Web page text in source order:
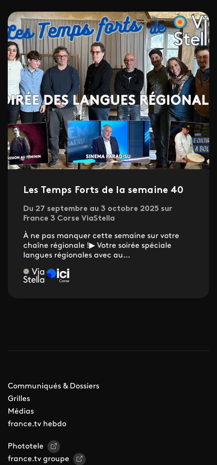
Les Temps Forts de la semaine 40
Du 27 septembre au 3 octobre 2025 sur
France 3 Corse ViaStella
À ne pas manquer cette semaine sur votre
chaîne régionale !▶ Votre soirée spéciale
langues régionales avec au...
Communiqués & Dossiers
Grilles
Médias
france.tv hebdo
Phototele
france.tv groupe